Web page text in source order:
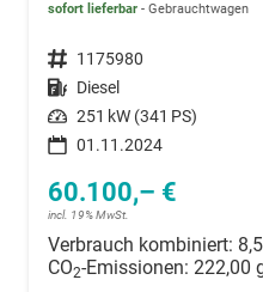
sofort lieferbar Gebrauchtwagen
Fahrzeugnummer 1175980
Kraftstoff Diesel
Leistung 251 kW (341 PS)
01.11.2024
60.100,– €
incl. 19% MwSt.
Verbrauch kombiniert:
CO2-Emissionen: 222,00